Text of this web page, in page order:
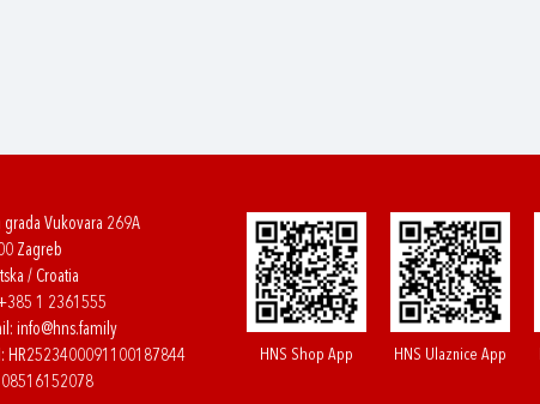
grada Vukovara 269A
Zagreb
/ Croatia
1 2361555
info@hns.family
HR2523400091100187844
08516152078
HNS Shop App HNS Ulaznice App